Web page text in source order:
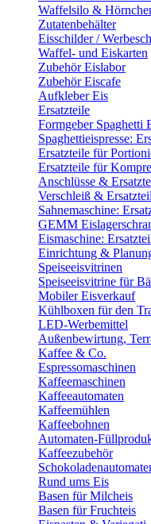
Waffelsilo &
Zutatenbehälter
Eisschilder /
Waffel- und Eiskarten
Zubehör Eislabor
Zubehör Eiscafe
Aufkleber Eis
Ersatzteile
Formgeber Spaghetti
Spaghettieispresse:
Ersatzteile für
Ersatzteile für
Anschlüsse &
Verschleiß &
Sahnemaschine:
GEMM
Eismaschine:
Einrichtung &
Speiseeisvitrinen
Speiseeisvitrine für
Mobiler Eisverkauf
Kühlboxen für den
LED-Werbemittel
Außenbewirtung,
Kaffee & Co.
Espressomaschinen
Kaffeemaschinen
Kaffeeautomaten
Kaffeemühlen
Kaffeebohnen
Automaten-
Kaffeezubehör
Rund ums Eis
Basen für Milcheis
Basen für Fruchteis